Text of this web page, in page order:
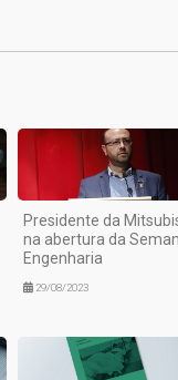
Presidente da
na abertura da
Engenharia
29/08/2023